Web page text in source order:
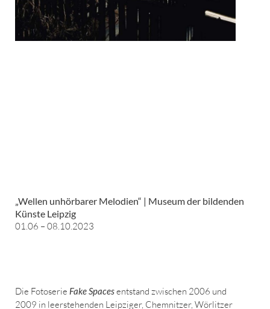
„Wellen unhörbarer Melodien“ | Museum der bildenden
Künste Leipzig
01.06 – 08.10.2023
Die Fotoserie Fake Spacesentstand zwischen 2006 und
2009 in leerstehenden Leipziger, Chemnitzer, Wörlitzer